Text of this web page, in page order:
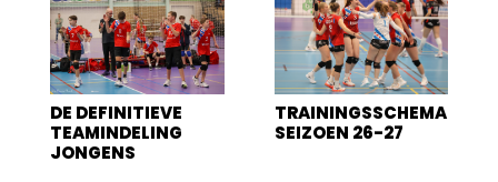
DE DEFINITIEVE
TEAMINDELING
JONGENS
TRAININGSSCHEMA
SEIZOEN 26-27